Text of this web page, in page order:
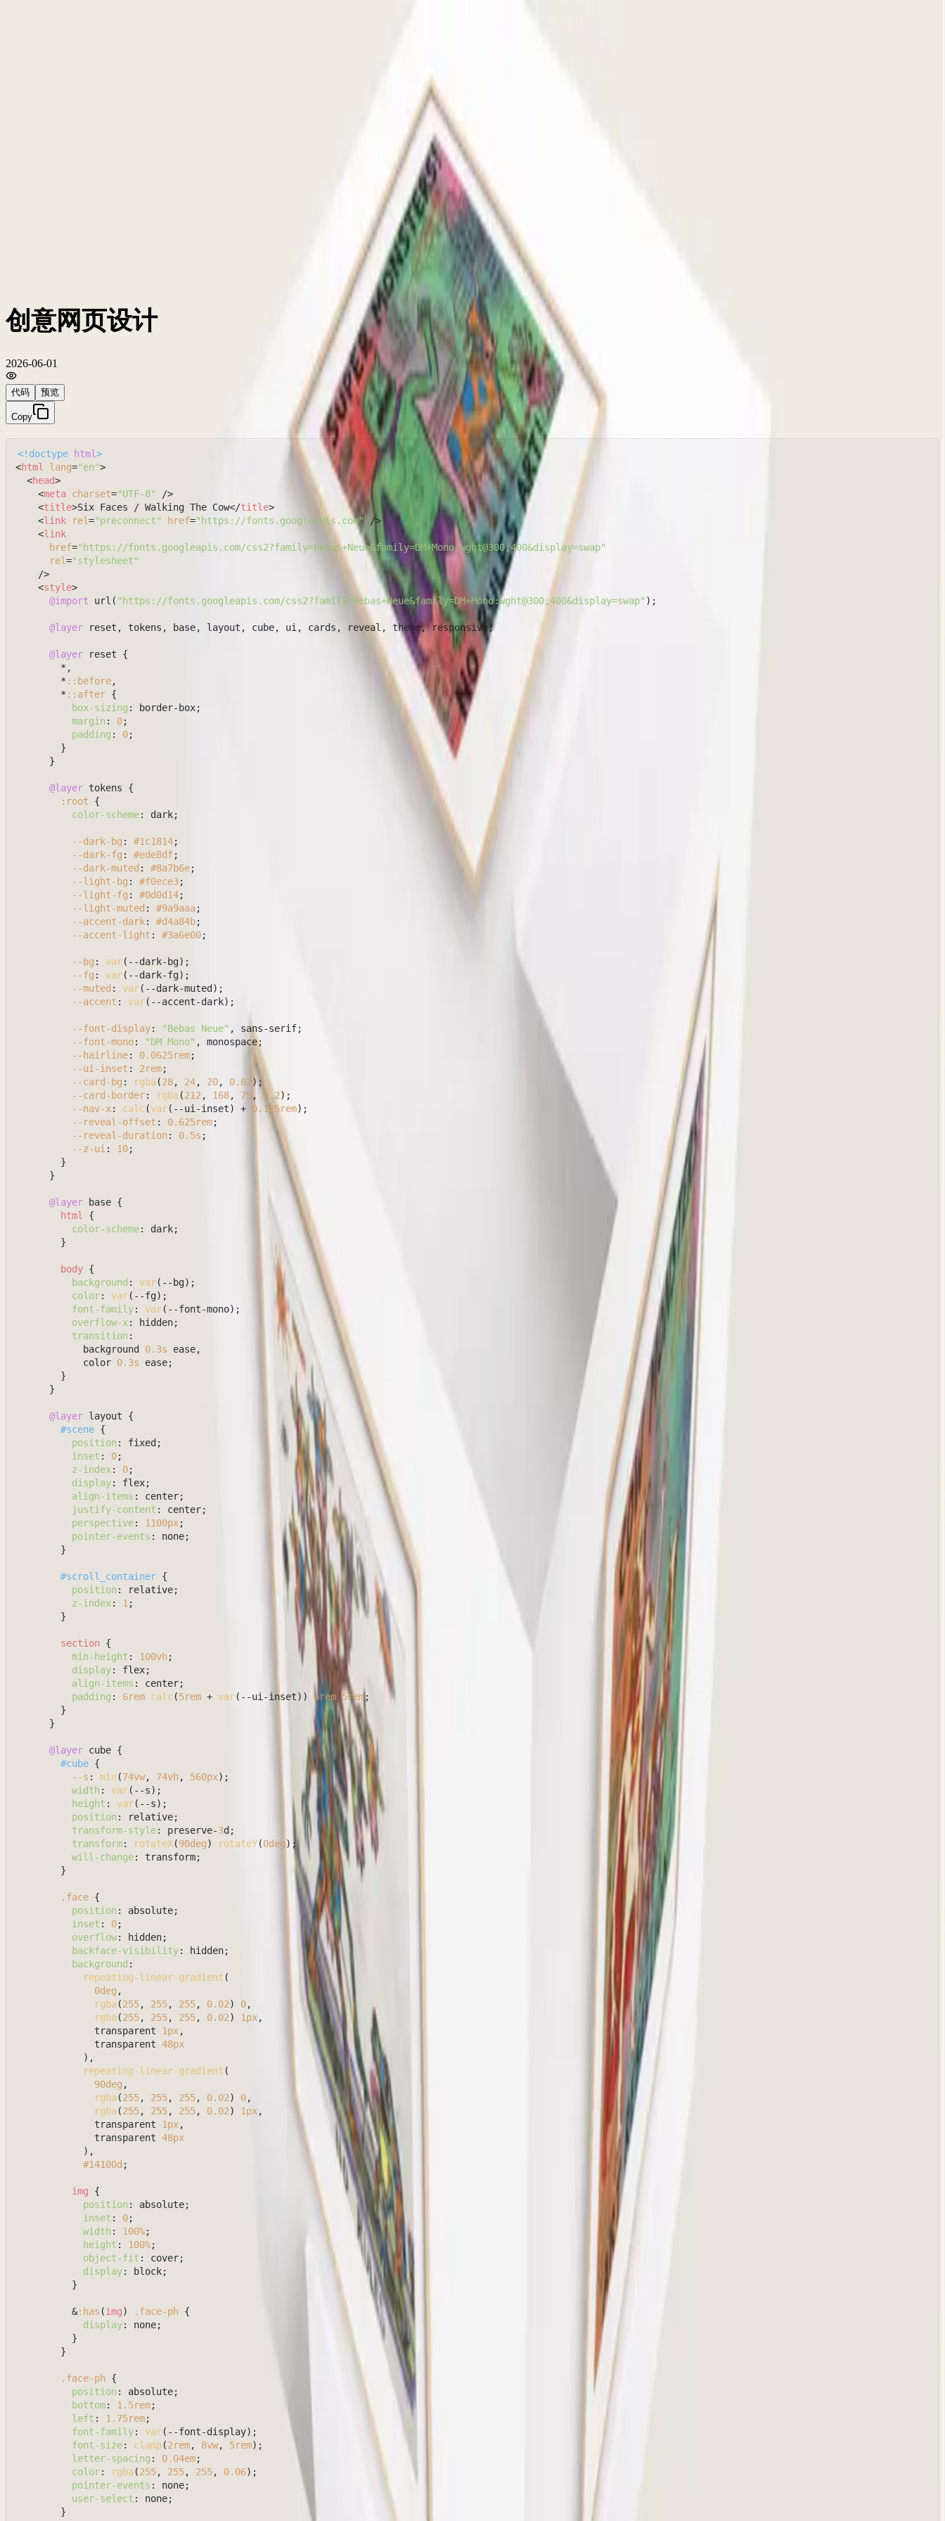
创意网页设计
2026-06-01
代码 预览
Copy
<!doctype html>
<html lang="en">
<head>
<meta charset="UTF-8"
/>
<title>Six Faces / Walking The Cow</title>
<link rel="preconnect" href="https://fonts.googleapis.com" />
<link
href="https://fonts.googleapis.com/css2?family=Bebas+Neue&family=DM+Mono:wght@300;400&display=swap"
rel="stylesheet"
    />
<style>
@import url( "https://fonts.googleapis.com/css2?family=Bebas+Neue&family=DM+Mono:wght@300;400&display=swap" );
@layer reset, tokens, base, layout, cube, ui, cards, reveal, theme, responsive;
@layer reset {
        *,
        *
::before,
        *
::after {
box-sizing : border-box;
margin : 0;
padding : 0;
        }
      }
@layer tokens {
:root {
color-scheme: dark;
--dark-bg : #1c1814;
--dark-fg : #ede8df;
--dark-muted : #8a7b6e;
--light-bg : #f0ece3;
--light-fg : #0d0d14;
--light-muted : #9a9aaa;
--accent-dark: #d4a84b;
--accent-light : #3a6e00;
--bg : var(--dark-bg);
--fg : var(--dark-fg);
--muted : var(--dark-muted);
--accent : var(--accent-dark);
--font-display: "Bebas Neue" , sans-serif;
--font-mono: "DM Mono" , monospace;
--hairline: 0.0625rem;
--ui-inset : 2rem;
--card-bg : rgba (28, 24, 20, 0.82);
--card-border: rgba (212, 168, 75 , 0.2);
--nav-x: calc (var(--ui-inset) + 0.125rem);
--reveal-offset : 0.625rem;
--reveal-duration : 0.5s ;
--z-ui: 10;
        }
      }
@layer base {
html {
color-scheme: dark;
        }
body {
background : var(--bg);
color: var(--fg);
font-family: var(--font-mono);
overflow-x: hidden;
transition :
            background
0.3s ease,
            color
0.3s ease;
        }
      }
@layer layout {
#scene {
position : fixed;
inset : 0;
z-index: 0;
display: flex;
align-items : center;
justify-content : center;
perspective: 1100px;
pointer-events : none;
        }
#scroll_container {
position : relative;
z-index: 1;
        }
section {
min-height : 100vh ;
display: flex;
align-items : center;
padding : 6rem calc (5rem + var(--ui-inset)) 6rem 5rem;
        }
      }
@layer cube {
#cube {
--s : min (74vw, 74vh , 560px);
width : var(--s);
height : var(--s);
position : relative;
transform-style: preserve-3d;
transform: rotateX(90deg) rotateY(0deg);
will-change: transform;
        }
.face {
position : absolute;
inset : 0;
overflow: hidden;
backface-visibility: hidden;
background :
repeating-linear-gradient (
0deg ,
rgba (255, 255, 255, 0.02) 0,
rgba (255, 255, 255, 0.02) 1px,
              transparent
1px,
              transparent
48px
            ),
repeating-linear-gradient (
90deg ,
rgba (255, 255, 255, 0.02) 0,
rgba (255, 255, 255, 0.02) 1px,
              transparent
1px,
              transparent
48px
            ),
#14100d ;
img {
position : absolute;
inset : 0;
width : 100%;
height : 100%;
object-fit : cover;
display: block;
          }
          &
:has (img) .face-ph {
display: none;
          }
        }
.face-ph {
position : absolute;
bottom: 1.5rem;
left : 1.75rem;
font-family: var(--font-display);
font-size: clamp(2rem, 8vw, 5rem);
letter-spacing : 0.04em;
color: rgba (255, 255, 255, 0.06);
pointer-events : none;
user-select : none;
        }